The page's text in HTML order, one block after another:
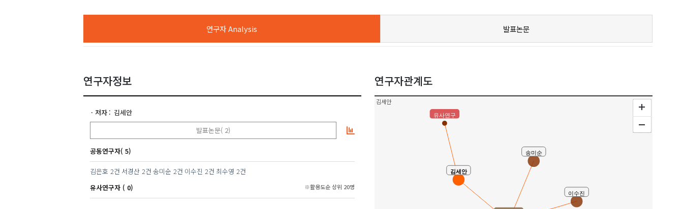
연구자 Analysis 발표논문
연구자정보
저자
김세안
발표논문( 2)
공동연구자( 5)
김은호 2건 서경산 2건 송미순 2건 이수진 2건 최수영 2건
유사연구자 ( 0)
※활용도순 상위 20명
연구자관계도
김세안
이수진
송미순
김세안
유사연구